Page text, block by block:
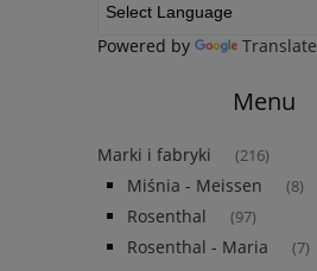
Powered by Translate
Menu
Marki i fabryki (216)
Miśnia - Meissen (8)
Rosenthal (97)
Rosenthal - Maria (7)